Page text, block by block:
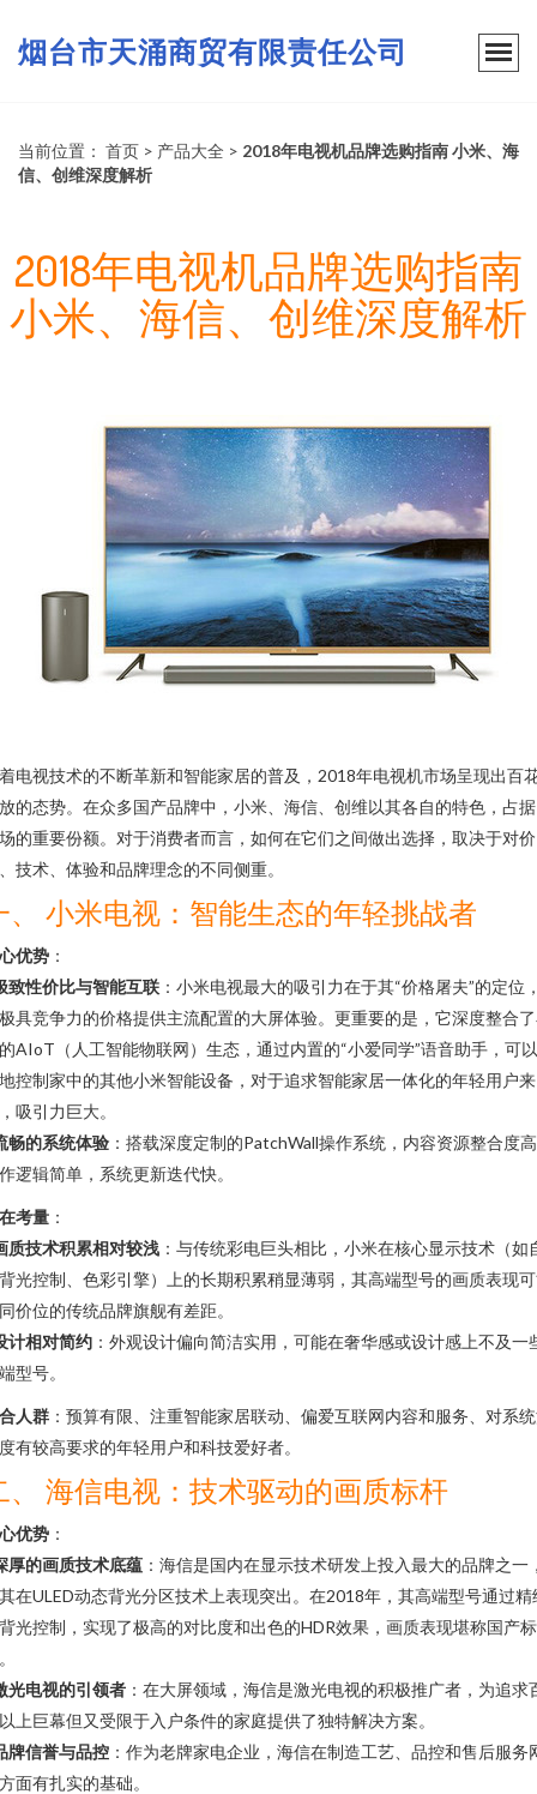
烟台市天涌商贸有限责任公司
当前位置： 首页 > 产品大全 > 2018年电视机品牌选购指南 小米、海
信、创维深度解析
2018年电视机品牌选购指南
小米、海信、创维深度解析
电视技术的不断革新和智能家居的普及，2018年电视机市场呈现出百
的态势。在众多国产品牌中，小米、海信、创维以其各自的特色，占
的重要份额。对于消费者而言，如何在它们之间做出选择，取决于对价
技术、体验和品牌理念的不同侧重。
、 小米电视：智能生态的年轻挑战者
优势 ：
致性价比与智能互联 ：小米电视最大的吸引力在于其“价格屠夫”的定位
具竞争力的价格提供主流配置的大屏体验。更重要的是，它深度整合
AIoT（人工智能物联网）生态，通过内置的“小爱同学”语音助手，可
控制家中的其他小米智能设备，对于追求智能家居一体化的年轻用户来
吸引力巨大。
畅的系统体验 ：搭载深度定制的PatchWall操作系统，内容资源整合度
逻辑简单，系统更新迭代快。
考量 ：
质技术积累相对较浅 ：与传统彩电巨头相比，小米在核心显示技术（如
光控制、色彩引擎）上的长期积累稍显薄弱，其高端型号的画质表现
价位的传统品牌旗舰有差距。
计相对简约 ：外观设计偏向简洁实用，可能在奢华感或设计感上不及一
型号。
人群 ：预算有限、注重智能家居联动、偏爱互联网内容和服务、对系
有较高要求的年轻用户和科技爱好者。
、 海信电视：技术驱动的画质标杆
优势 ：
厚的画质技术底蕴 ：海信是国内在显示技术研发上投入最大的品牌之一
在ULED动态背光分区技术上表现突出。在2018年，其高端型号通过精
光控制，实现了极高的对比度和出色的HDR效果，画质表现堪称国产标
光电视的引领者 ：在大屏领域，海信是激光电视的积极推广者，为追求
上巨幕但又受限于入户条件的家庭提供了独特解决方案。
牌信誉与品控 ：作为老牌家电企业，海信在制造工艺、品控和售后服务
面有扎实的基础。